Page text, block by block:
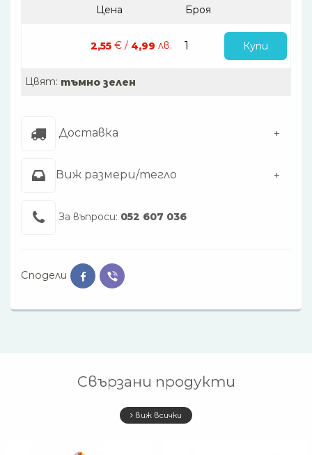
Цена Броя
2,55€ / 4,99 лв. Купи
Цвят: тъмно зелен
Доставка
Виж размери/тегло
За въпроси: 052 607 036
Сподели
Свързани продукти
виж всички